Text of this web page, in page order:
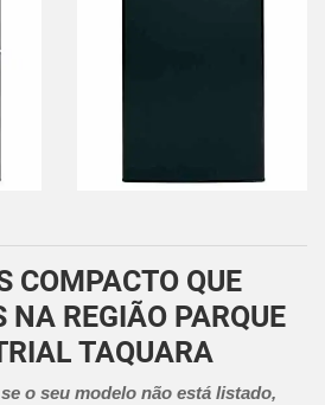
COMPACTO QUE
NA REGIÃO PARQUE
TAQUARA
o seu modelo não está listado,